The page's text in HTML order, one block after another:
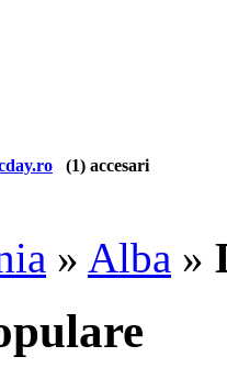
(1) accesari
» Alba »